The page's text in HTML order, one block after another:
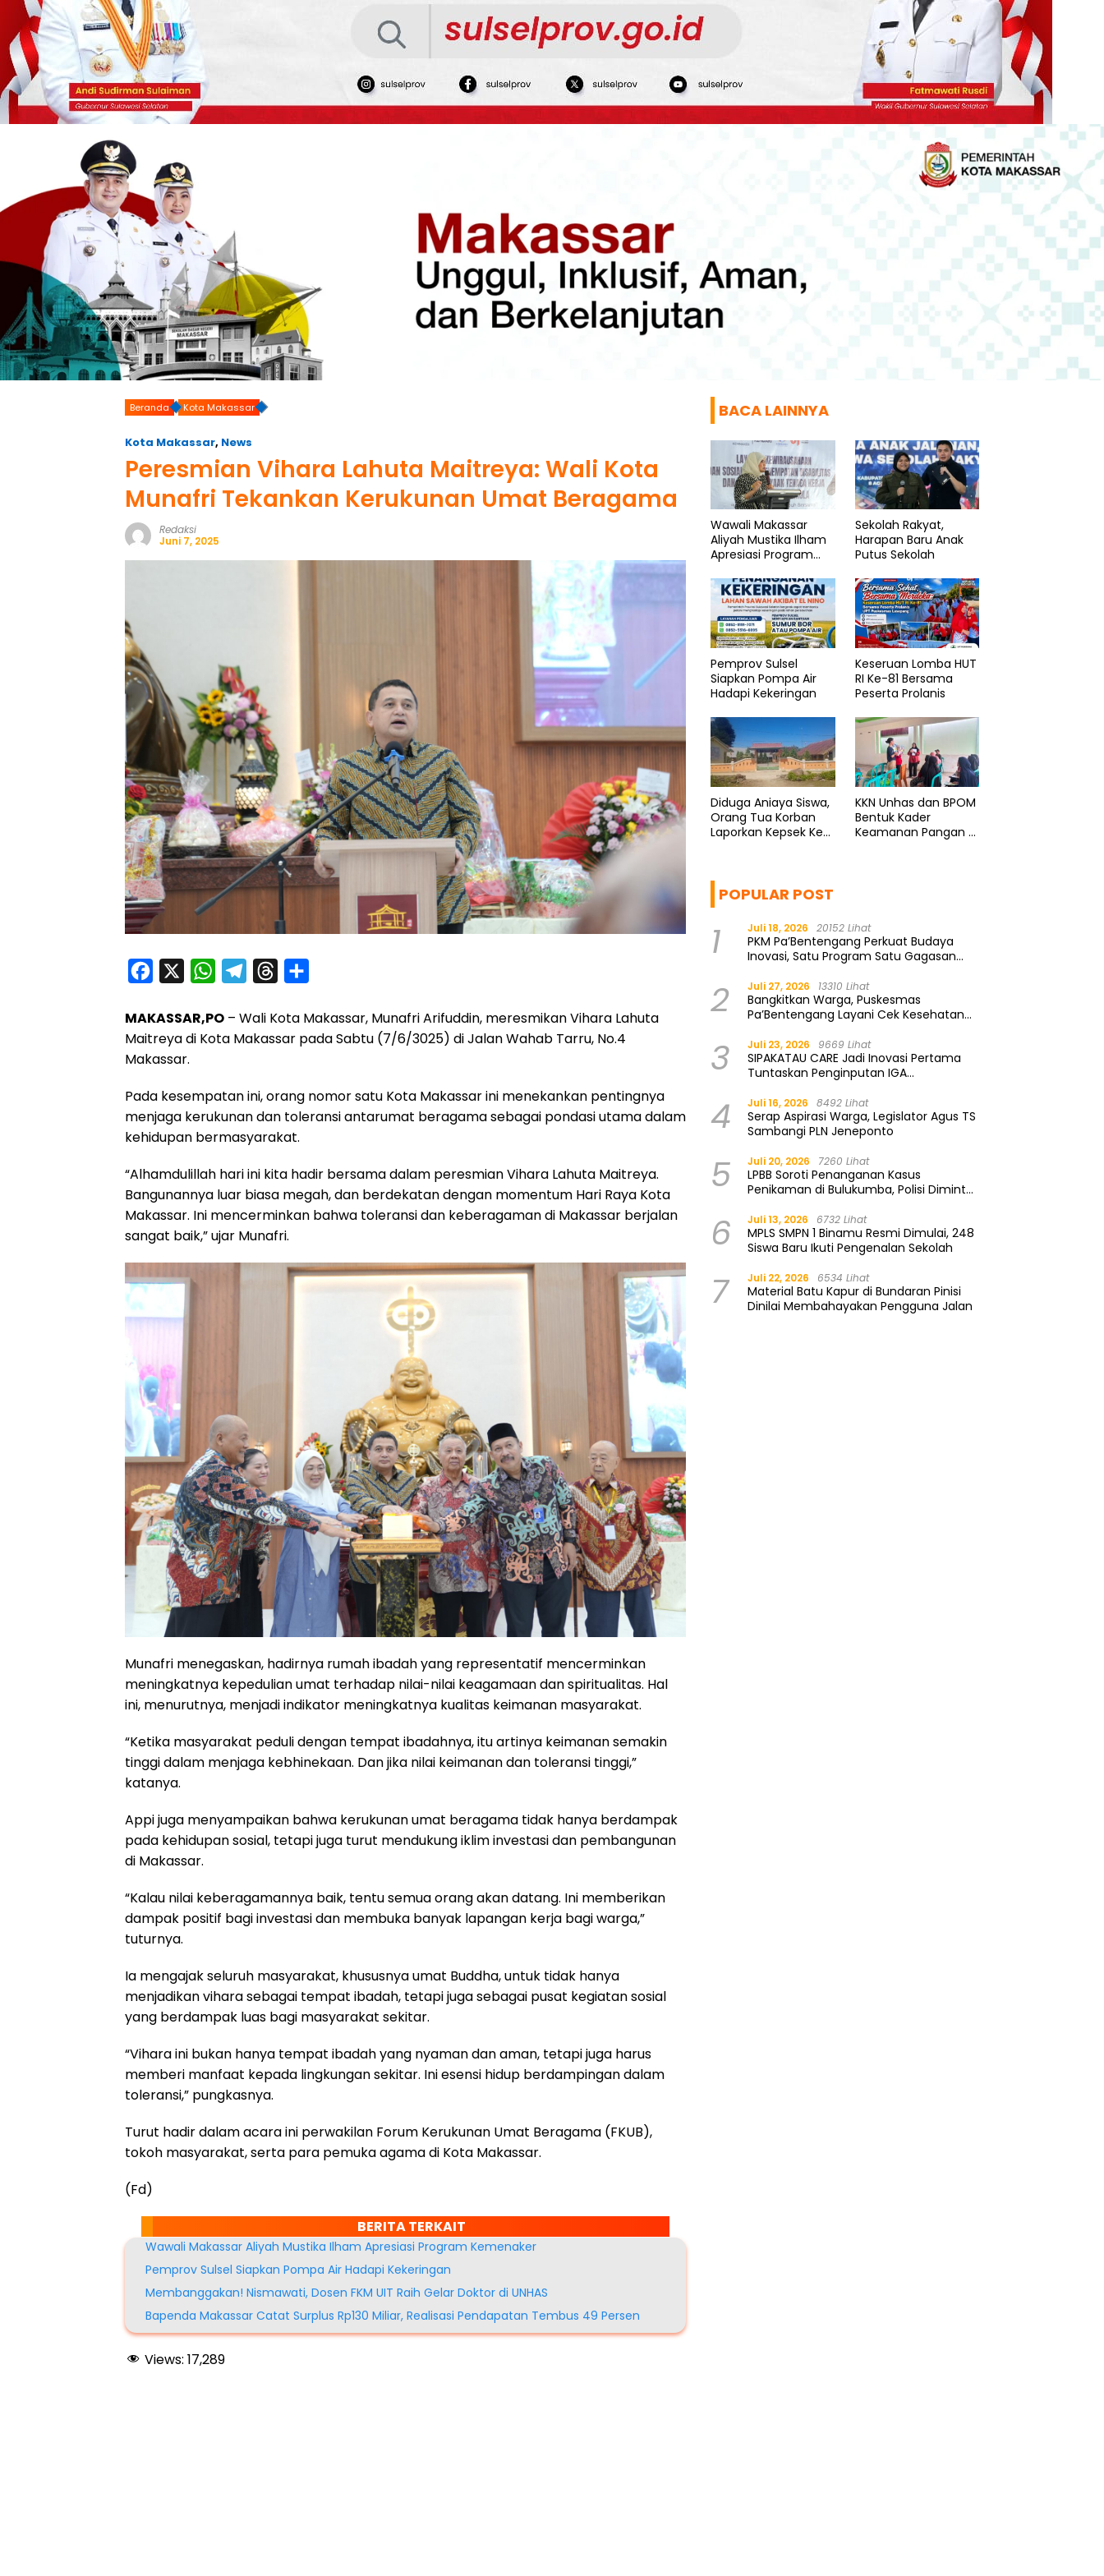
Beranda Kota Makassar
Kota Makassar, News
Peresmian Vihara Lahuta Maitreya: Wali Kota
Munafri Tekankan Kerukunan Umat Beragama
Redaksi
Juni 7, 2025
c
e
b
o
o
k
W
a
t
A
p
p
l
e
r
a
m
r
e
d
s
a
r
MAKASSAR,PO – Wali Kota Makassar, Munafri Arifuddin, meresmikan Vihara Lahuta
Maitreya di Kota Makassar pada Sabtu (7/6/3025) di Jalan Wahab Tarru, No.4
Makassar.
Pada kesempatan ini, orang nomor satu Kota Makassar ini menekankan pentingnya
menjaga kerukunan dan toleransi antarumat beragama sebagai pondasi utama dalam
kehidupan bermasyarakat.
“Alhamdulillah hari ini kita hadir bersama dalam peresmian Vihara Lahuta Maitreya.
Bangunannya luar biasa megah, dan berdekatan dengan momentum Hari Raya Kota
Makassar. Ini mencerminkan bahwa toleransi dan keberagaman di Makassar berjalan
sangat baik,” ujar Munafri.
Munafri menegaskan, hadirnya rumah ibadah yang representatif mencerminkan
meningkatnya kepedulian umat terhadap nilai-nilai keagamaan dan spiritualitas. Hal
ini, menurutnya, menjadi indikator meningkatnya kualitas keimanan masyarakat.
“Ketika masyarakat peduli dengan tempat ibadahnya, itu artinya keimanan semakin
tinggi dalam menjaga kebhinekaan. Dan jika nilai keimanan dan toleransi tinggi,”
katanya.
Appi juga menyampaikan bahwa kerukunan umat beragama tidak hanya berdampak
pada kehidupan sosial, tetapi juga turut mendukung iklim investasi dan pembangunan
di Makassar.
“Kalau nilai keberagamannya baik, tentu semua orang akan datang. Ini memberikan
dampak positif bagi investasi dan membuka banyak lapangan kerja bagi warga,”
tuturnya.
Ia mengajak seluruh masyarakat, khususnya umat Buddha, untuk tidak hanya
menjadikan vihara sebagai tempat ibadah, tetapi juga sebagai pusat kegiatan sosial
yang berdampak luas bagi masyarakat sekitar.
“Vihara ini bukan hanya tempat ibadah yang nyaman dan aman, tetapi juga harus
memberi manfaat kepada lingkungan sekitar. Ini esensi hidup berdampingan dalam
toleransi,” pungkasnya.
Turut hadir dalam acara ini perwakilan Forum Kerukunan Umat Beragama (FKUB),
tokoh masyarakat, serta para pemuka agama di Kota Makassar.
(Fd)
BERITA TERKAIT
Wawali Makassar Aliyah Mustika Ilham Apresiasi Program Kemenaker
Pemprov Sulsel Siapkan Pompa Air Hadapi Kekeringan
Membanggakan! Nismawati, Dosen FKM UIT Raih Gelar Doktor di UNHAS
Bapenda Makassar Catat Surplus Rp130 Miliar, Realisasi Pendapatan Tembus 49 Persen
Views: 17,289
BACA LAINNYA
Wawali Makassar
Aliyah Mustika Ilham
Apresiasi Program
Sekolah Rakyat,
Harapan Baru Anak
Putus Sekolah
Pemprov Sulsel
Siapkan Pompa Air
Hadapi Kekeringan
Keseruan Lomba HUT
RI Ke-81 Bersama
Peserta Prolanis
Diduga Aniaya Siswa,
Orang Tua Korban
Laporkan Kepsek Ke
KKN Unhas dan BPOM
Bentuk Kader
Keamanan Pangan di
POPULAR POST
1 Juli 18, 2026 20152 Lihat
PKM Pa’Bentengang Perkuat Budaya
Inovasi, Satu Program Satu Gagasan
2 Juli 27, 2026 13310 Lihat
Bangkitkan Warga, Puskesmas
Pa’Bentengang Layani Cek Kesehatan
3 Juli 23, 2026 9669 Lihat
SIPAKATAU CARE Jadi Inovasi Pertama
Tuntaskan Penginputan IGA
4 Juli 16, 2026 8492 Lihat
Serap Aspirasi Warga, Legislator Agus TS
Sambangi PLN Jeneponto
5 Juli 20, 2026 7260 Lihat
LPBB Soroti Penanganan Kasus
Penikaman di Bulukumba, Polisi Diminta
6 Juli 13, 2026 6732 Lihat
MPLS SMPN 1 Binamu Resmi Dimulai, 248
Siswa Baru Ikuti Pengenalan Sekolah
7 Juli 22, 2026 6534 Lihat
Material Batu Kapur di Bundaran Pinisi
Dinilai Membahayakan Pengguna Jalan